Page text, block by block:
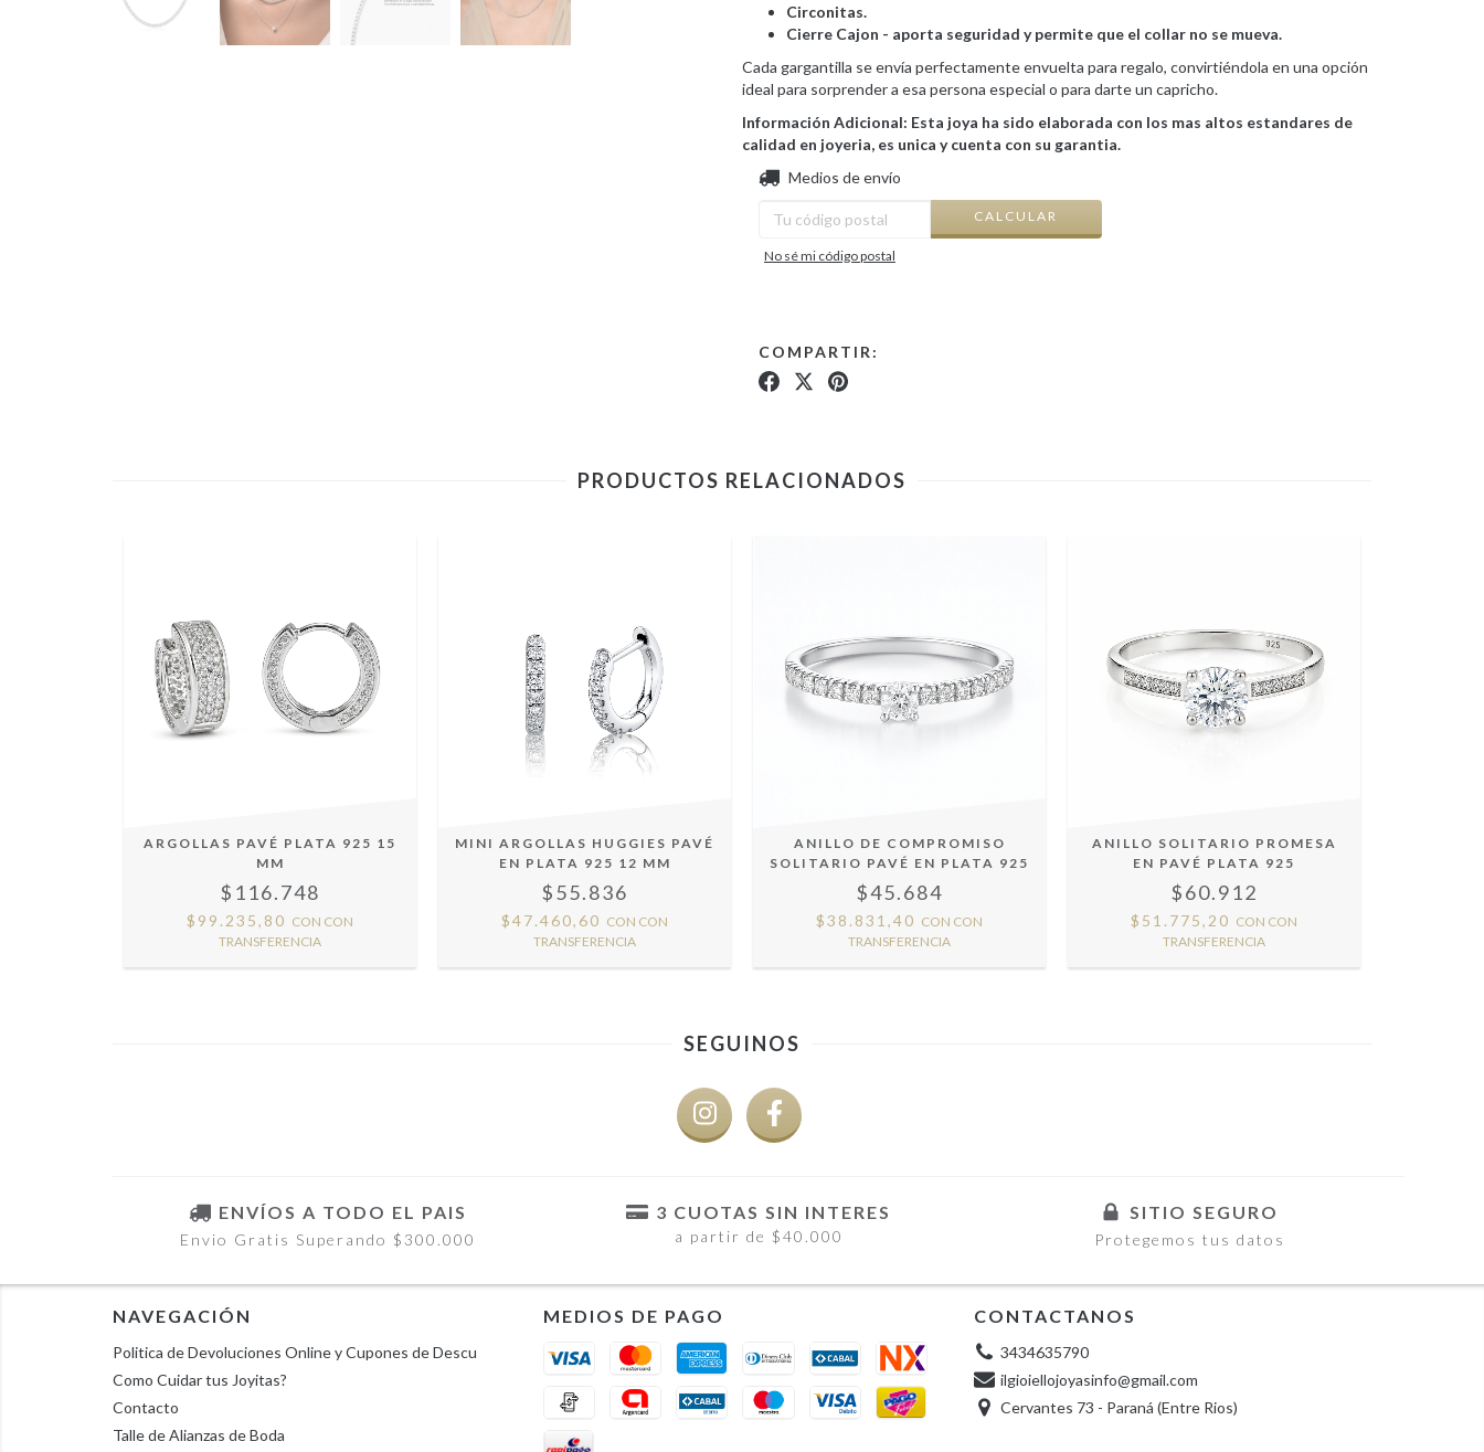
Circonitas.
Cierre Cajon - aporta seguridad y permite que el collar no se mueva.
Cada gargantilla se envía perfectamente envuelta para regalo, convirtiéndola en una opción
ideal para sorprender a esa persona especial o para darte un capricho.
Información Adicional: Esta joya ha sido elaborada con los mas altos estandares de
calidad en joyeria, es unica y cuenta con su garantia.
Entregas para el CP:
Medios de envío
CALCULAR
No sé mi código postal
COMPARTIR:
PRODUCTOS RELACIONADOS
ARGOLLAS PAVÉ PLATA 925 15
MM
$116.748
$99.235,80 CON CON
TRANSFERENCIA
MINI ARGOLLAS HUGGIES PAVÉ
EN PLATA 925 12 MM
$55.836
$47.460,60 CON CON
TRANSFERENCIA
ANILLO DE COMPROMISO
SOLITARIO PAVÉ EN PLATA 925
$45.684
$38.831,40 CON CON
TRANSFERENCIA
ANILLO SOLITARIO PROMESA
EN PAVÉ PLATA 925
$60.912
$51.775,20 CON CON
TRANSFERENCIA
SEGUINOS
ENVÍOS A TODO EL PAIS
Envio Gratis Superando $300.000
3 CUOTAS SIN INTERES
a partir de $40.000
SITIO SEGURO
Protegemos tus datos
NAVEGACIÓN
Politica de Devoluciones Online y Cupones de Descu
Como Cuidar tus Joyitas?
Contacto
Talle de Alianzas de Boda
MEDIOS DE PAGO CONTACTANOS
3434635790
ilgioiellojoyasinfo@gmail.com
Cervantes 73 - Paraná (Entre Rios)